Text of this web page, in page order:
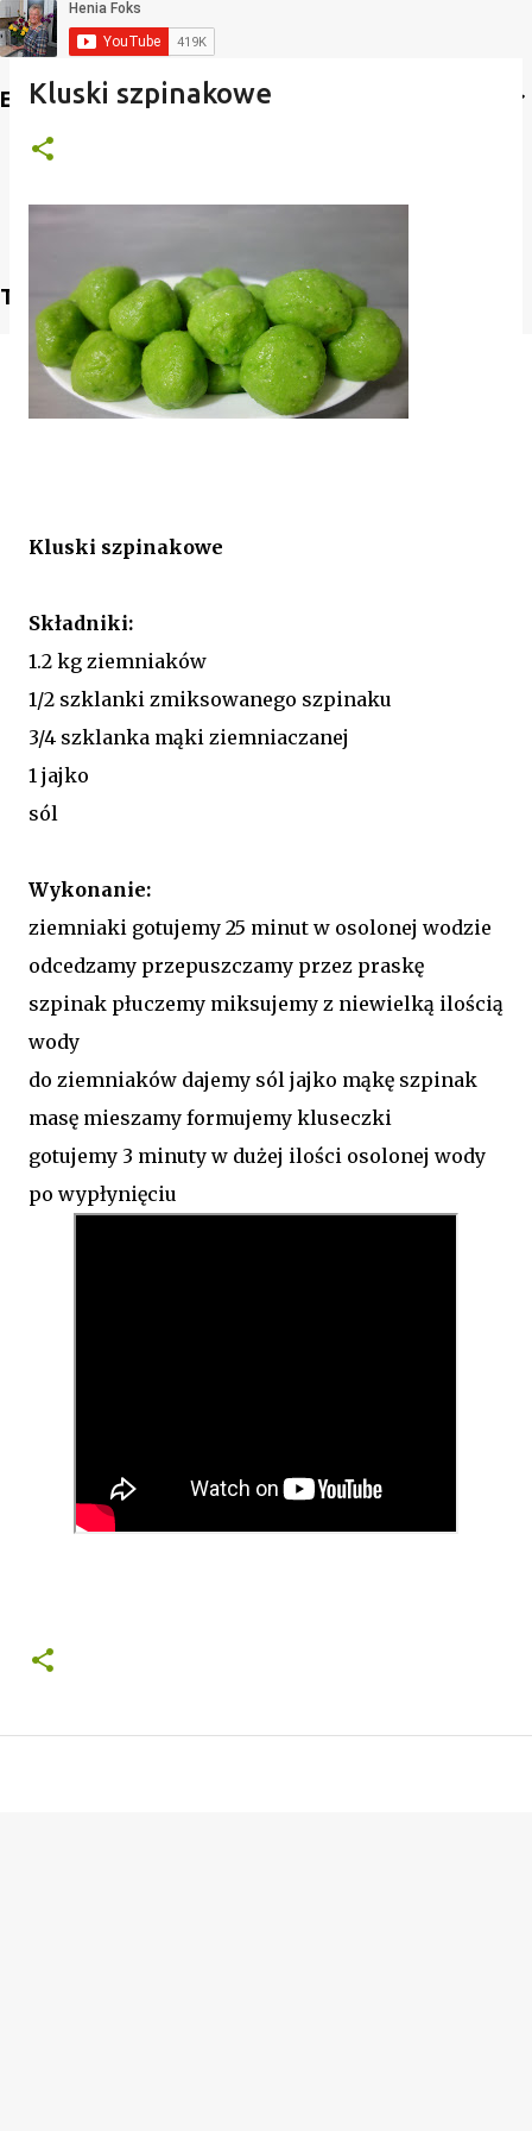
Etykiety
Translate
Kluski szpinakowe
Kluski szpinakowe
Składniki:
1.2 kg ziemniaków
1/2 szklanki zmiksowanego szpinaku
3/4 szklanka mąki ziemniaczanej
1 jajko
sól
Wykonanie:
ziemniaki gotujemy 25 minut w osolonej wodzie
odcedzamy przepuszczamy przez praskę
szpinak płuczemy miksujemy z niewielką ilością
wody
do ziemniaków dajemy sól jajko mąkę szpinak
masę mieszamy formujemy kluseczki
gotujemy 3 minuty w dużej ilości osolonej wody
po wypłynięciu